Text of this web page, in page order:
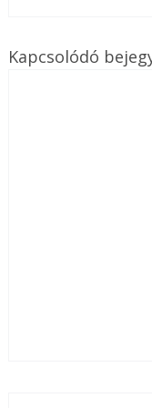
Kapcsolódó